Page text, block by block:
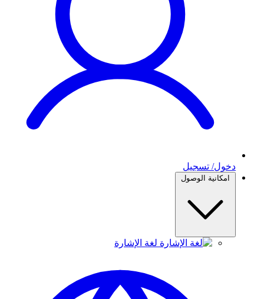
دخول/ تسجيل
امكانية الوصول
لغة الإشارة